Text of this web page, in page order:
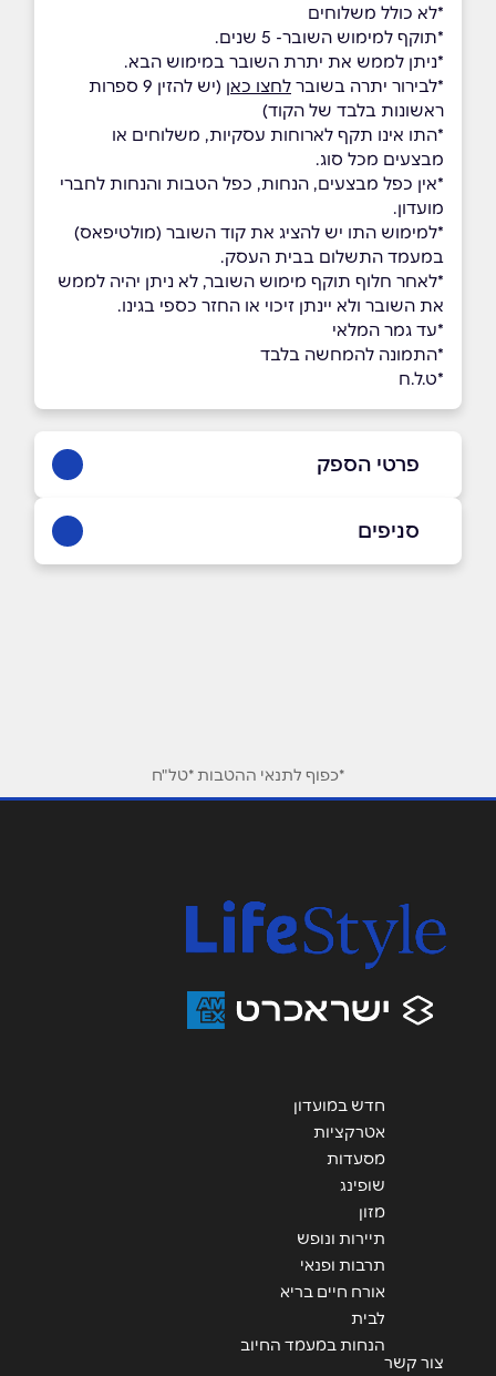
*לא כולל משלוחים
*תוקף למימוש השובר- 5 שנים.
*ניתן לממש את יתרת השובר במימוש הבא.
*לבירור יתרה בשובר לחצו כאן
(יש להזין 9 ספרות
ראשונות בלבד של הקוד)
*התו אינו תקף לארוחות עסקיות, משלוחים או
מבצעים מכל סוג.
*אין כפל מבצעים, הנחות, כפל הטבות והנחות לחברי
מועדון.
*למימוש התו יש להציג את קוד השובר (מולטיפאס)
במעמד התשלום בבית העסק.
*לאחר חלוף תוקף מימוש השובר, לא ניתן יהיה לממש
את השובר ולא יינתן זיכוי או החזר כספי בגינו.
*עד גמר המלאי
*התמונה להמחשה בלבד
*ט.ל.ח
פרטי הספק
באתר בפייסבוק באינסטגרם
אנא חזרו אלי בקשר ל...
סניפים
*כפוף לתנאי ההטבות *טל"ח
חדש במועדון
אטרקציות
מסעדות
שופינג
מזון
תיירות ונופש
תרבות ופנאי
אורח חיים בריא
לבית
הנחות במעמד החיוב
צור קשר